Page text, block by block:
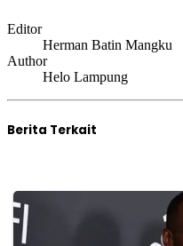
Editor
Herman Batin Mangku
Author
Helo Lampung
Berita Terkait